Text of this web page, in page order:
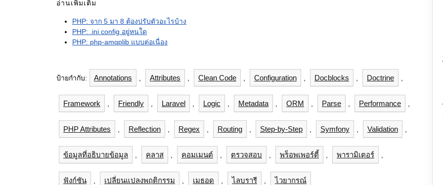
อ่านเพิ่มเติม
PHP: จาก 5 มา 8 ต้องปรับตัวอะไรบ้าง
PHP: .ini config อยู่หนใด
PHP: php-amqplib แบบต่อเนื่อง
ป้ายกำกับ: Annotations Attributes Clean Code Configuration Docblocks Doctrine
Framework Friendly Laravel Logic Metadata ORM Parse Performance
PHP Attributes Reflection Regex Routing Step-by-Step Symfony Validation
ข้อมูลที่อธิบายข้อมูล คลาส คอมเมนต์ ตรวจสอบ พร็อพเพอร์ตี้ พารามิเตอร์
ฟังก์ชัน เปลี่ยนแปลงพฤติกรรม เมธอด ไลบรารี ไวยากรณ์